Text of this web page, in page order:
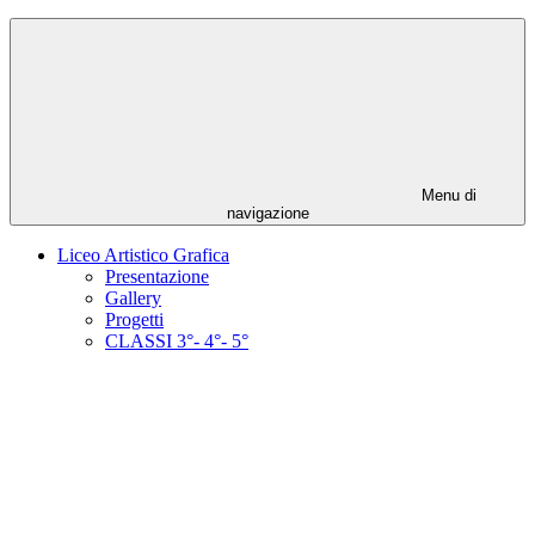
Menu di
navigazione
Liceo Artistico Grafica
Presentazione
Gallery
Progetti
CLASSI 3°- 4°- 5°